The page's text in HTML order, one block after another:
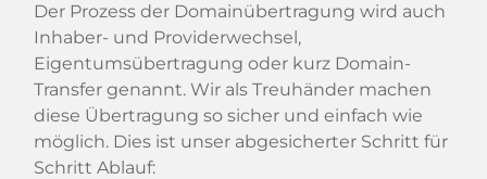
Der Prozess der Domainübertragung wird auch
Inhaber- und Providerwechsel,
Eigentumsübertragung oder kurz Domain-
Transfer genannt. Wir als Treuhänder machen
diese Übertragung so sicher und einfach wie
möglich. Dies ist unser abgesicherter Schritt für
Schritt Ablauf: